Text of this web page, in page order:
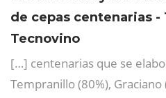
de cepas centenarias -
Tecnovino
[…] centenarias que se
Tempranillo (80%), Graciano